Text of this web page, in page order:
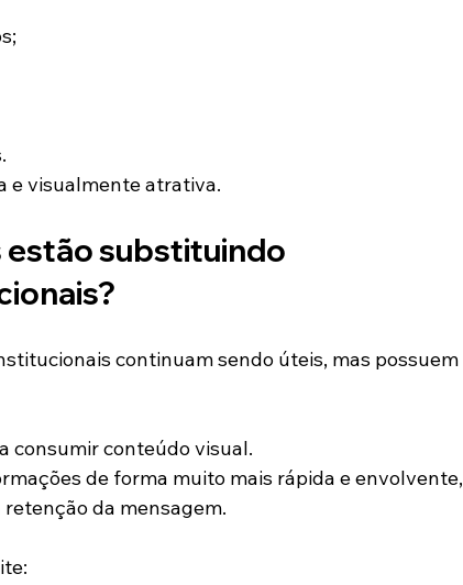
e visualmente atrativa.
estão substituindo
continuam sendo úteis, mas possuem
consumir conteúdo visual.
de forma muito mais rápida e envolvente,
da mensagem.